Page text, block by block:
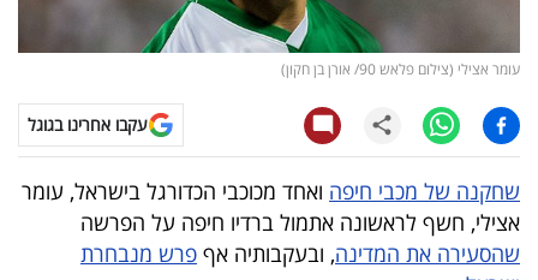
עסקי
ספורט
קריירה
עומר אצילי (צילום פלאש 90/ אורן בן חקון)
עקבו אחרינו בגוגל
שחקנה של מכבי חיפה ואחד מכוכבי הכדורגל בישראל, עומר
אצילי, חשף לראשונה אתמול ברדיו חיפה על הפרשה
שהסעירה את המדינה, ובעקבותיה אף פרש מנבחרת